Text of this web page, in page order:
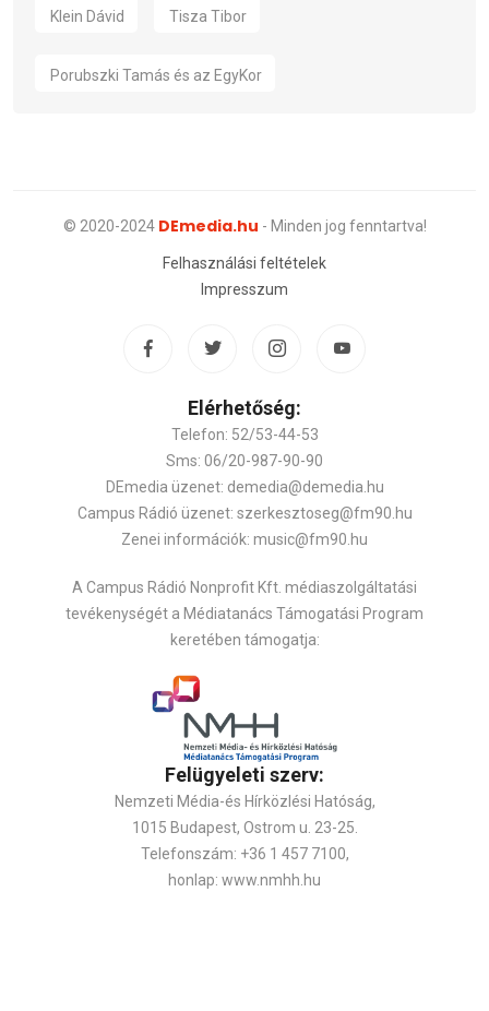
Klein Dávid Tisza Tibor
Porubszki Tamás és az EgyKor
© 2020-2024 DEmedia.hu - Minden jog fenntartva!
Felhasználási feltételek
Impresszum
Elérhetőség:
Telefon: 52/53-44-53
Sms: 06/20-987-90-90
DEmedia üzenet: demedia@demedia.hu
Campus Rádió üzenet: szerkesztoseg@fm90.hu
Zenei információk: music@fm90.hu
A Campus Rádió Nonprofit Kft. médiaszolgáltatási
tevékenységét a Médiatanács Támogatási Program
keretében támogatja:
Felügyeleti szerv:
Nemzeti Média-és Hírközlési Hatóság,
1015 Budapest, Ostrom u. 23-25.
Telefonszám: +36 1 457 7100,
honlap: www.nmhh.hu